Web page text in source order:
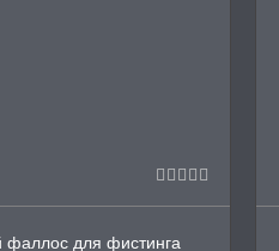
для фистинга